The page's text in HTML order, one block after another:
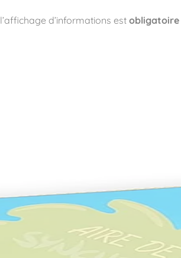
, l’affichage d’informations est obligatoire